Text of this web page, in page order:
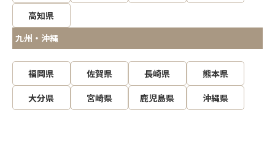
高知県
九州・沖縄
福岡県 佐賀県 長崎県
熊本県
大分県
宮崎県 鹿児島県 沖縄県